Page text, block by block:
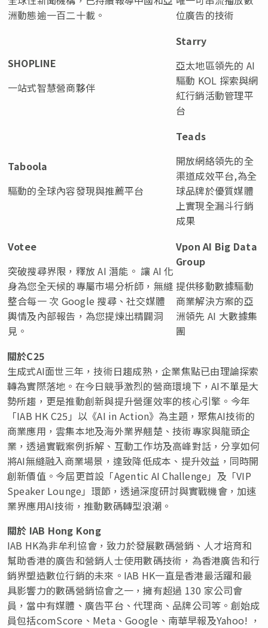
洲動態逾一百二十載。
位廣告的技術
SHOPLINE
一站式智慧營商夥伴
Starry
亞太地區領先的 AI
驅動 KOL 探索與網
紅行銷活動管理平
台
Taboola
驅動的全球內容發現與推薦平台
Teads
開放網絡領先的全
渠道成效平台,為全
球品牌於優質媒體
上實現全漏斗行銷
成果
Votee
突破搜尋界限，釋放 AI 潛能。 讓 AI 化
身為您全天候的專屬市場分析師，無縫
整合每一 次 Google 搜尋、社交媒體
輿情及內部報告，為您提煉出精闢洞
見。
Vpon AI Big Data
Group
提供移動數據驅動
商業解決方案的亞
洲領先 AI 大數據集
團
關於C25
生成式AI面世三年，技術日趨成熟，企業焦點已由理論探索
轉為實際落地。在今日競爭激烈的營商環境下，AI不單是大
勢所趨，更是推動創新與提升營運效率的核心引擎。今年
「IAB HK C25」以《AI in Action》為主題，聚焦AI技術的
商業應用，雲集本地及海外業界翹楚、技術專家與龍頭企
業，透過實戰案例拆解、互動工作坊及高峰對話，分享如何
將AI無縫融入商業場景，達致降低成本、提升效益，同時開
創新價值。今屆更首設「Agentic AI Challenge」及「VIP
Speaker Lounge」環節，透過深度研討與實戰機會，加速
業界應用AI技術，推動數碼轉型浪潮。
關於 IAB Hong Kong
IAB HK為非牟利協會，致力於發展數碼營銷、人才培育和
幫助香港的廣告和營銷人士使用數碼技術，為香港廣告和行
銷界塑造數位行銷的未來。IAB HK一直是香港最活躍和最
具影響力的數碼營銷協會之一，擁有超過 130 家公司會
員，當中有媒體、廣告平台、代理商、品牌公司等。創始成
員包括comScore、Meta、Google、南華早報及Yahoo! ，